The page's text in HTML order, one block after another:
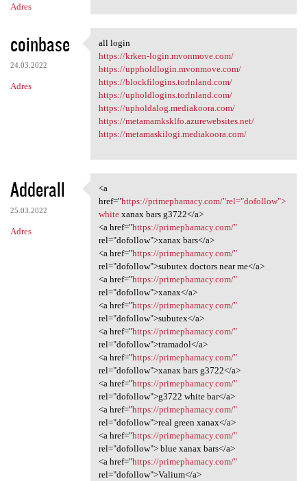
Adres
coinbase
24.03.2022
Adres
all login
all login
https://krken-login.mvonmove.com/
https://uppholdlogin.mvonmove.com/
https://blockfilogins.torlnland.com/
https://upholdlogins.torlnland.com/
https://upholdalog.mediakoora.com/
https://metamamksklfo.azurewebsites.net/
https://metamaskilogi.mediakoora.com/
Adderall
25.03.2022
Adres
<a href="https://primephamacy
<a
href="https://primephamacy.com/"rel="dofollow">
whitexanax bars g3722</a>
<a href="https://primephamacy.com/"
rel="dofollow">xanax bars</a>
<a href="https://primephamacy.com/"
rel="dofollow">subutex doctors near me</a>
<a href="https://primephamacy.com/"
rel="dofollow">xanax</a>
<a href="https://primephamacy.com/"
rel="dofollow">subutex</a>
<a href="https://primephamacy.com/"
rel="dofollow">tramadol</a>
<a href="https://primephamacy.com/"
rel="dofollow">xanax bars g3722</a>
<a href="https://primephamacy.com/"
rel="dofollow">g3722 white bar</a>
<a href="https://primephamacy.com/"
rel="dofollow">real green xanax</a>
<a href="https://primephamacy.com/"
rel="dofollow"> blue xanax bars</a>
<a href="https://primephamacy.com/"
rel="dofollow">Valium</a>